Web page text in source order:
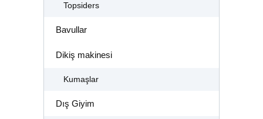
Topsiders
Bavullar
Dikiş makinesi
Kumaşlar
Dış Giyim